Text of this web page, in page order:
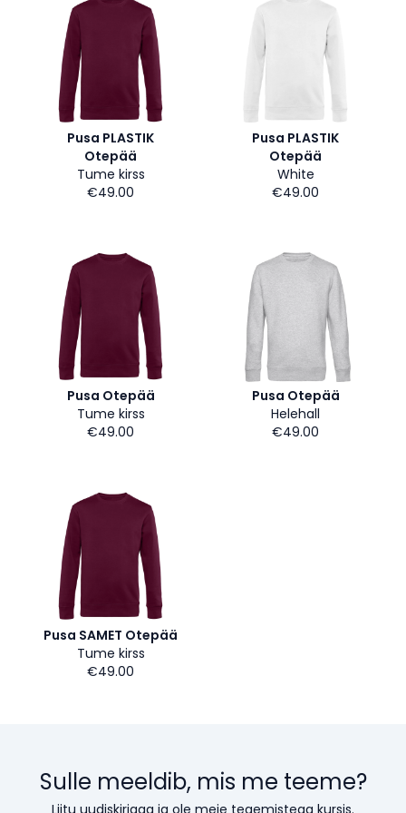
Pusa PLASTIK
Otepää
Tume kirss
€49.00
Pusa PLASTIK
Otepää
White
€49.00
Pusa Otepää
Tume kirss
€49.00
Pusa Otepää
Helehall
€49.00
Pusa SAMET Otepää
Tume kirss
€49.00
Sulle meeldib, mis me teeme?
Liitu uudiskirjaga ja ole meie tegemistega kursis.